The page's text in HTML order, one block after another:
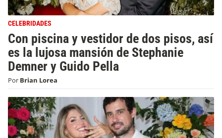
CELEBRIDADES
Con piscina y vestidor de dos pisos, así
es la lujosa mansión de Stephanie
Demner y Guido Pella
Por Brian Lorea